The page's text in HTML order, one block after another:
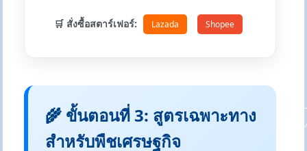
🛒 สั่งซื้อสตาร์เฟอร์: Lazada Shopee
🌾 ขั้นตอนที่ 3: สูตรเฉพาะทาง
สำหรับพืชเศรษฐกิจ